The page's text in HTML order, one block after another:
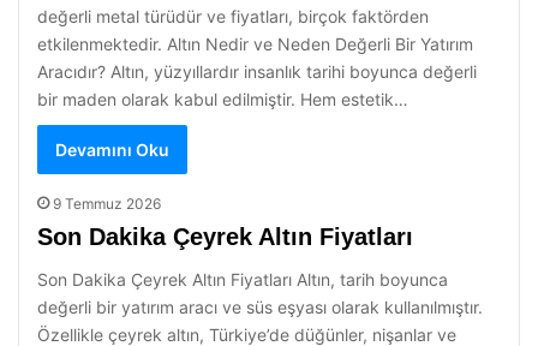
değerli metal türüdür ve fiyatları, birçok faktörden
etkilenmektedir. Altın Nedir ve Neden Değerli Bir Yatırım
Aracıdır? Altın, yüzyıllardır insanlık tarihi boyunca değerli
bir maden olarak kabul edilmiştir. Hem estetik…
Devamını Oku
9 Temmuz 2026
Son Dakika Çeyrek Altın Fiyatları
Son Dakika Çeyrek Altın Fiyatları Altın, tarih boyunca
değerli bir yatırım aracı ve süs eşyası olarak kullanılmıştır.
Özellikle çeyrek altın, Türkiye’de düğünler, nişanlar ve